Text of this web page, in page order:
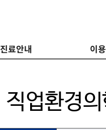
진료안내 이
직업환경